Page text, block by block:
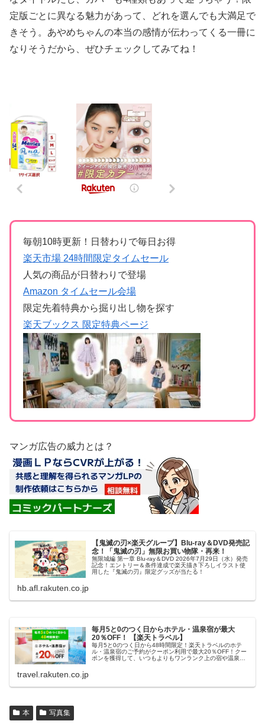
定版ごとに異なる魅力があって、どれを選んでも大満足で
きそう。あやめちゃんの本当の感情が伝わってくる一冊に
なりそうだから、ぜひチェックしてみてね！
毎朝10時更新！日替わりで毎日お得
楽天市場 24時間限定タイムセール
人気の商品が日替わりで登場
Amazon タイムセール会場
限定先着特典から掘り出し物を探す
楽天ブックス 限定特典ページ
マンガ広告の威力とは？
【鬼滅の刃×楽天グループ】Blu-ray＆DVD発売記
念！「鬼滅の刃」無限お買い物隊・再来！
無限城編 第一章 Blu-ray＆DVD 2026年7月29日（水）発売
記念！エントリー＆条件達成で楽天描き下ろしイラスト使
用した『鬼滅の刃』限定グッズが当たる！
hb.afl.rakuten.co.jp
毎月5と0のつく日からホテル・温泉宿が最大
20％OFF！ 【楽天トラベル】
毎月5と0のつく日から48時間限定！楽天トラベルのホテ
ル・温泉宿のご予約がクーポン利用で最大20％OFF！クー
ポンを獲得して、いつもよりもワンランク上の宿や温泉宿
travel.rakuten.co.jp
本 写真集